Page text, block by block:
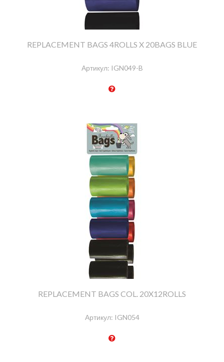
REPLACEMENT BAGS 4ROLLS X 20BAGS BLUE
Артикул: IGN049-B
REPLACEMENT BAGS COL. 20X12ROLLS
Артикул: IGN054